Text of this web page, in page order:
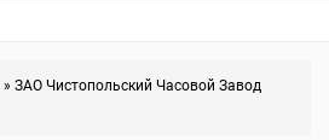
» ЗАО Чистопольский Часовой Завод